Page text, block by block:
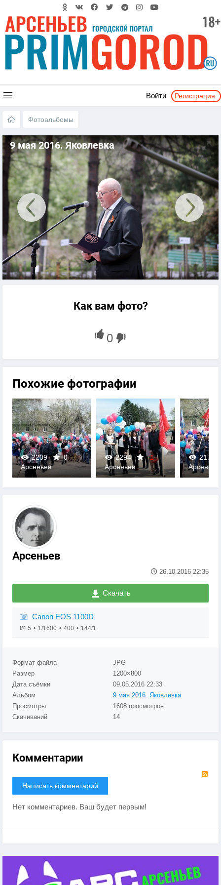
Войти Регистрация
Фотоальбомы
9 мая 2016. Яковлевка
Как вам фото?
Похожие фотографии
2209
0
0
Арсеньев
2294
-1
0
Арсеньев
2177
0
Арсеньев
Арсеньев
26.10.2016 22:35
Скачать
Canon EOS 1100D
f/4.5 1/1600 400 144/1
Формат файла
JPG
Размер
1200×800
Дата съёмки
09.05.2016 22:33
Альбом
9 мая 2016. Яковлевка
Просмотры
1608 просмотров
Скачиваний
14
Комментарии
Написать комментарий
Нет комментариев. Ваш будет первым!